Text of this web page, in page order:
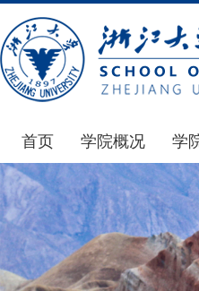
首页 学院概况
学院简介
发展简史
组织机构
师资力量
学
党